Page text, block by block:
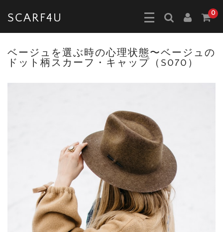
SCARF4U 0
ベージュを選ぶ時の心理状態〜ベージュの
ドット柄スカーフ・キャップ（S070）